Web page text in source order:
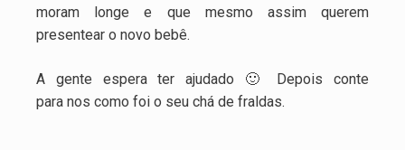
moram longe e que mesmo assim querem
presentear o novo bebê.
A gente espera ter ajudado 🙂 Depois conte
para nos como foi o seu chá de fraldas.